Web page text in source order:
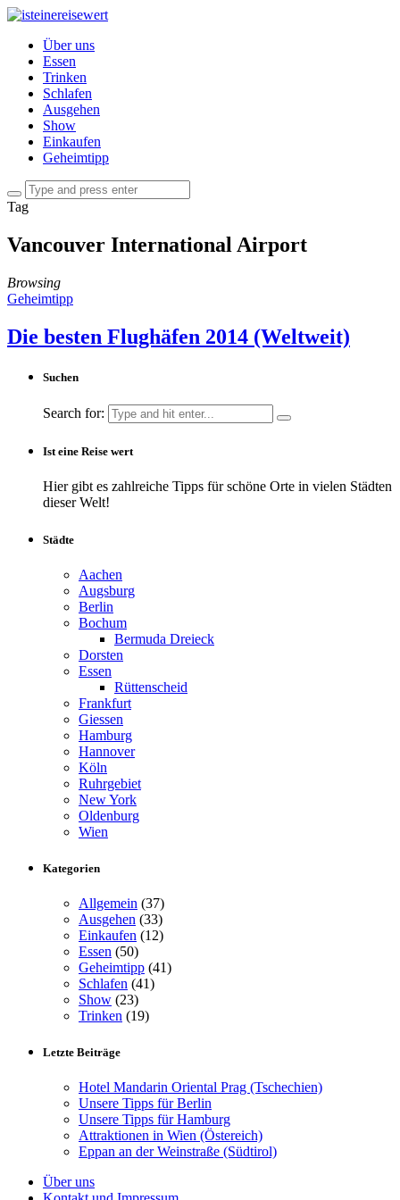
Über uns
Essen
Trinken
Schlafen
Ausgehen
Show
Einkaufen
Geheimtipp
Tag
Vancouver International Airport
Browsing
Geheimtipp
Die besten Flughäfen 2014 (Weltweit)
Suchen
Search for:
Ist eine Reise wert
Hier gibt es zahlreiche Tipps für schöne Orte in vielen Städten
dieser Welt!
Städte
Aachen
Augsburg
Berlin
Bochum
Bermuda Dreieck
Dorsten
Essen
Rüttenscheid
Frankfurt
Giessen
Hamburg
Hannover
Köln
Ruhrgebiet
New York
Oldenburg
Wien
Kategorien
Allgemein (37)
Ausgehen (33)
Einkaufen (12)
Essen (50)
Geheimtipp (41)
Schlafen (41)
Show (23)
Trinken (19)
Letzte Beiträge
Hotel Mandarin Oriental Prag (Tschechien)
Unsere Tipps für Berlin
Unsere Tipps für Hamburg
Attraktionen in Wien (Östereich)
Eppan an der Weinstraße (Südtirol)
Über uns